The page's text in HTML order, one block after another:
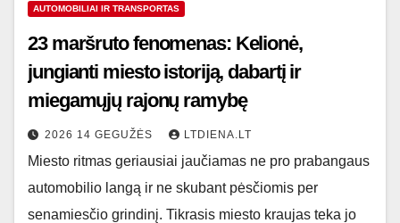
AUTOMOBILIAI IR TRANSPORTAS
23 maršruto fenomenas: Kelionė,
jungianti miesto istoriją, dabartį ir
miegamųjų rajonų ramybę
2026 14 GEGUŽĖS LTDIENA.LT
Miesto ritmas geriausiai jaučiamas ne pro prabangaus
automobilio langą ir ne skubant pėsčiomis per
senamiesčio grindinį. Tikrasis miesto kraujas teka jo